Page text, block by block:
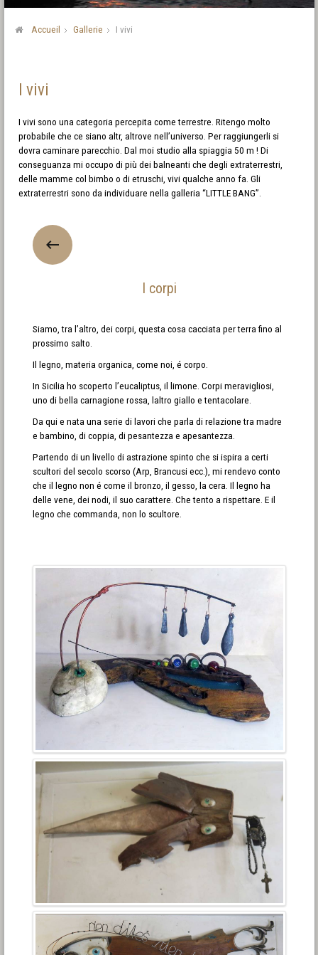
Accueil Gallerie I vivi
I vivi
I vivi sono una categoria percepita come terrestre. Ritengo molto
probabile che ce siano altr, altrove nell’universo. Per raggiungerli si
dovra caminare parecchio. Dal moi studio alla spiaggia 50 m ! Di
conseguanza mi occupo di più dei balneanti che degli extraterrestri,
delle mamme col bimbo o di etruschi, vivi qualche anno fa. Gli
extraterrestri sono da individuare nella galleria “LITTLE BANG”.
I corpi
Siamo, tra l’altro, dei corpi, questa cosa cacciata per terra fino al
prossimo salto.
Il legno, materia organica, come noi, é corpo.
In Sicilia ho scoperto l’eucaliptus, il limone. Corpi meravigliosi,
uno di bella carnagione rossa, laltro giallo e tentacolare.
Da qui e nata una serie di lavori che parla di relazione tra madre
e bambino, di coppia, di pesantezza e apesantezza.
Partendo di un livello di astrazione spinto che si ispira a certi
scultori del secolo scorso (Arp, Brancusi ecc.), mi rendevo conto
che il legno non é come il bronzo, il gesso, la cera. Il legno ha
delle vene, dei nodi, il suo carattere. Che tento a rispettare. E il
legno che commanda, non lo scultore.